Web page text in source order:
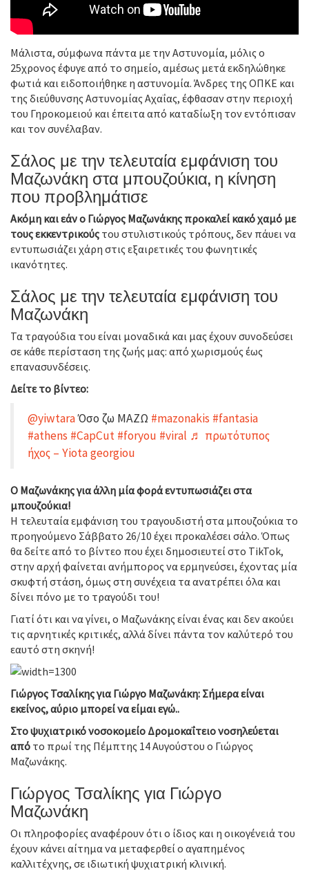
Μάλιστα, σύμφωνα πάντα με την Αστυνομία, μόλις ο
25χρονος έφυγε από το σημείο, αμέσως μετά εκδηλώθηκε
φωτιά και ειδοποιήθηκε η αστυνομία. Άνδρες της ΟΠΚΕ και
της διεύθυνσης Αστυνομίας Αχαΐας, έφθασαν στην περιοχή
του Γηροκομειού και έπειτα από καταδίωξη τον εντόπισαν
και τον συνέλαβαν.
Σάλος με την τελευταία εμφάνιση του
Μαζωνάκη στα μπουζούκια, η κίνηση
που προβλημάτισε
Ακόμη και εάν ο Γιώργος Μαζωνάκης προκαλεί κακό χαμό με
τους εκκεντρικούς του στυλιστικούς τρόπους, δεν πάυει να
εντυπωσιάζει χάρη στις εξαιρετικές του φωνητικές
ικανότητες.
Σάλος με την τελευταία εμφάνιση του
Μαζωνάκη
Τα τραγούδια του είναι μοναδικά και μας έχουν συνοδεύσει
σε κάθε περίσταση της ζωής μας: από χωρισμούς έως
επανασυνδέσεις.
Δείτε το βίντεο:
@yiwtaraΌσο ζω ΜΑΖΩ #mazonakis #fantasia
#athens #CapCut #foryou #viral ♬ πρωτότυπος
ήχος – Yiota georgiou
Ο Μαζωνάκης για άλλη μία φορά εντυπωσιάζει στα
μπουζούκια!
Η τελευταία εμφάνιση του τραγουδιστή στα μπουζούκια το
προηγούμενο Σάββατο 26/10 έχει προκαλέσει σάλο. Όπως
θα δείτε από το βίντεο που έχει δημοσιευτεί στο TikTok,
στην αρχή φαίνεται ανήμπορος να ερμηνεύσει, έχοντας μία
σκυφτή στάση, όμως στη συνέχεια τα ανατρέπει όλα και
δίνει πόνο με το τραγούδι του!
Γιατί ότι και να γίνει, ο Μαζωνάκης είναι ένας και δεν ακούει
τις αρνητικές κριτικές, αλλά δίνει πάντα τον καλύτερό του
εαυτό στη σκηνή!
Γιώργος Τσαλίκης για Γιώργο Μαζωνάκη: Σήμερα είναι
εκείνος, αύριο μπορεί να είμαι εγώ..
Στο ψυχιατρικό νοσοκομείο Δρομοκαΐτειο νοσηλεύεται
από το πρωί της Πέμπτης 14 Αυγούστου ο Γιώργος
Μαζωνάκης.
Γιώργος Τσαλίκης για Γιώργο
Μαζωνάκη
Οι πληροφορίες αναφέρουν ότι ο ίδιος και η οικογένειά του
έχουν κάνει αίτημα να μεταφερθεί ο αγαπημένος
καλλιτέχνης, σε ιδιωτική ψυχιατρική κλινική.